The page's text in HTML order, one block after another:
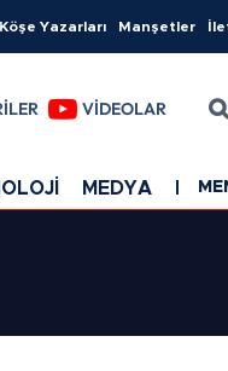
Köşe Yazarları Manşetler
VİDEOLAR
MEDYA